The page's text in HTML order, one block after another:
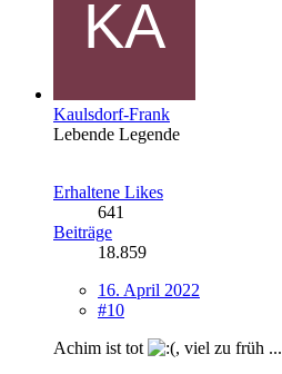
Kaulsdorf-Frank
Lebende Legende
Erhaltene Likes
641
Beiträge
18.859
16. April 2022
#10
Achim ist tot
, viel zu früh ...